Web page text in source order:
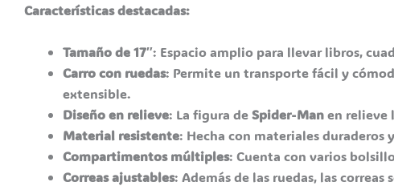
Características destacadas:
Tamaño de 17″: Espacio amplio para llevar libros,
Carro con ruedas: Permite un transporte fácil y
extensible.
Diseño en relieve: La figura deSpider-Manen relieve
Material resistente: Hecha con materiales duraderos
Compartimentos múltiples: Cuenta con varios
Correas ajustables: Además de las ruedas, las